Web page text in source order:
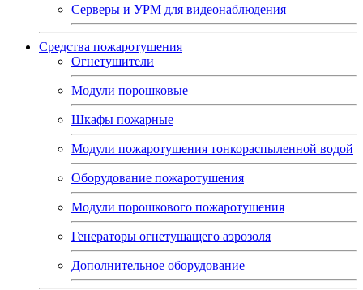
Серверы и УРМ для видеонаблюдения
Средства пожаротушения
Огнетушители
Модули порошковые
Шкафы пожарные
Модули пожаротушения тонкораспыленной водой
Оборудование пожаротушения
Модули порошкового пожаротушения
Генераторы огнетушащего аэрозоля
Дополнительное оборудование